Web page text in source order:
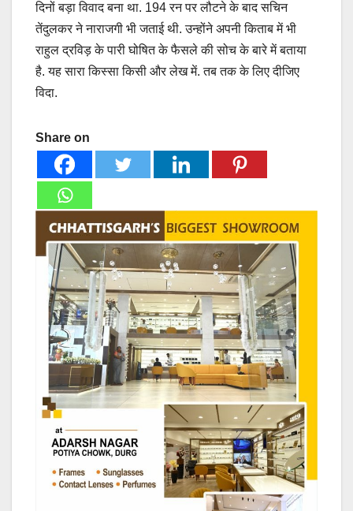
दिनों बड़ा विवाद बना था. 194 रन पर लौटने के बाद सचिन
तेंदुलकर ने नाराजगी भी जताई थी. उन्होंने अपनी किताब में भी
राहुल द्रविड़ के पारी घोषित के फैसले की सोच के बारे में बताया
है. यह सारा किस्सा किसी और लेख में. तब तक के लिए दीजिए
विदा.
Share on